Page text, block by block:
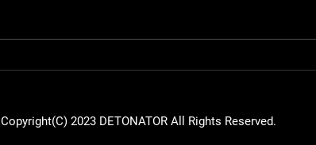
Copyright(C) 2023 DETONATOR All Rights Reserved.